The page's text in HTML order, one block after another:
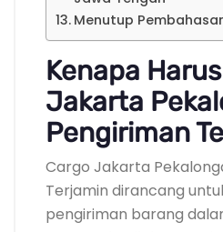
Menutup
Kenapa
Jakarta
Pengiriman
Cargo Jakarta
Terjamin dirancang
pengiriman barang